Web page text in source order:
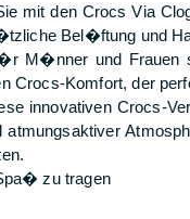
mit den Crocs Via
Bel�ftung und
M�nner und Frauen
Crocs-Komfort, der
innovativen Crocs-
zu tragen